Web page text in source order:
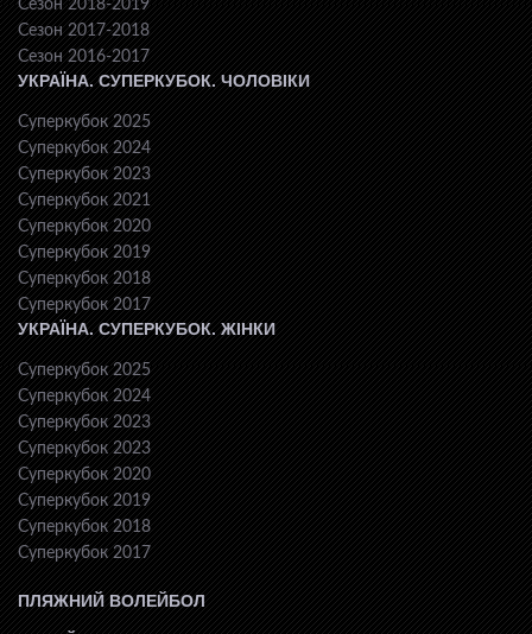
Сезон 2018-2019
Сезон 2017-2018
Сезон 2016-2017
УКРАЇНА. СУПЕРКУБОК. ЧОЛОВІКИ
Суперкубок 2025
Суперкубок 2024
Суперкубок 2023
Суперкубок 2021
Суперкубок 2020
Суперкубок 2019
Суперкубок 2018
Суперкубок 2017
УКРАЇНА. СУПЕРКУБОК. ЖІНКИ
Суперкубок 2025
Суперкубок 2024
Суперкубок 2023
Суперкубок 2023
Суперкубок 2020
Суперкубок 2019
Суперкубок 2018
Суперкубок 2017
ПЛЯЖНИЙ ВОЛЕЙБОЛ